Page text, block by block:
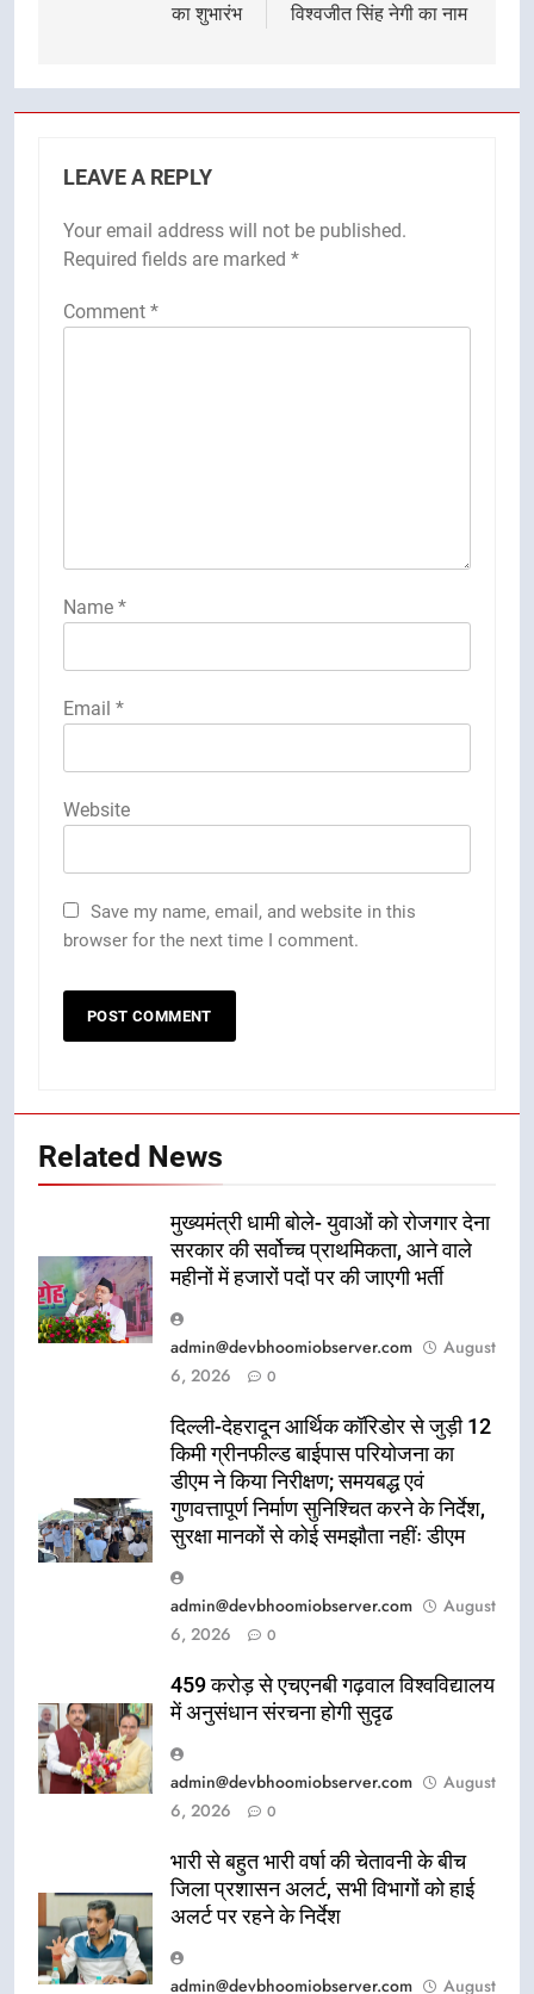
का शुभारंभ
विश्वजीत सिंह नेगी का नाम
LEAVE A REPLY
Your email address will not be published.
Required fields are marked *
Comment *
Name *
Email *
Website
Save my name, email, and website in this
browser for the next time I comment.
Related News
मुख्यमंत्री धामी बोले- युवाओं को रोजगार देना
सरकार की सर्वोच्च प्राथमिकता, आने वाले
महीनों में हजारों पदों पर की जाएगी भर्ती
admin@devbhoomiobserver.com
August
6, 2026
0
दिल्ली-देहरादून आर्थिक कॉरिडोर से जुड़ी 12
किमी ग्रीनफील्ड बाईपास परियोजना का
डीएम ने किया निरीक्षण; समयबद्ध एवं
गुणवत्तापूर्ण निर्माण सुनिश्चित करने के निर्देश,
सुरक्षा मानकों से कोई समझौता नहींः डीएम
admin@devbhoomiobserver.com
August
6, 2026
0
459 करोड़ से एचएनबी गढ़वाल विश्वविद्यालय
में अनुसंधान संरचना होगी सुदृढ
admin@devbhoomiobserver.com
August
6, 2026
0
भारी से बहुत भारी वर्षा की चेतावनी के बीच
जिला प्रशासन अलर्ट, सभी विभागों को हाई
अलर्ट पर रहने के निर्देश
admin@devbhoomiobserver.com August